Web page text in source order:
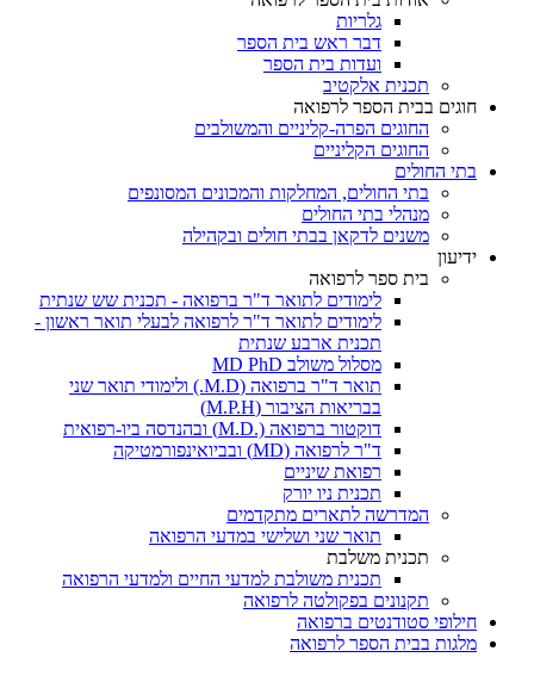
גלריות
דבר ראש בית הספר
ועדות בית הספר
תכנית אלקטיב
חוגים בבית הספר לרפואה
החוגים הפרה-קליניים והמשולבים
החוגים הקליניים
בתי החולים
בתי החולים, המחלקות והמכונים המסונפים
מנהלי בתי החולים
משנים לדקאן בבתי חולים ובקהילה
ידיעון
בית ספר לרפואה
לימודים לתואר ד"ר ברפואה - תכנית שש שנתית
לימודים לתואר ד"ר לרפואה לבעלי תואר ראשון -
תכנית ארבע שנתית
מסלול משולב MD PhD
תואר ד"ר ברפואה (M.D.) ולימודי תואר שני
בבריאות הציבור (M.P.H)
דוקטור ברפואה (.M.D) ובהנדסה ביו-רפואית
ד"ר לרפואה (MD) ובביואינפורמטיקה
רפואת שיניים
תכנית ניו יורק
המדרשה לתארים מתקדמים
תואר שני ושלישי במדעי הרפואה
תכנית משלבת
תכנית משולבת למדעי החיים ולמדעי הרפואה
תקנונים בפקולטה לרפואה
חילופי סטודנטים ברפואה
מלגות בבית הספר לרפואה